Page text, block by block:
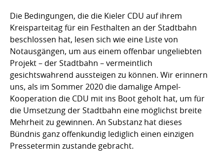
Die Bedingungen, die die Kieler CDU auf ihrem
Kreisparteitag für ein Festhalten an der Stadtbahn
beschlossen hat, lesen sich wie eine Liste von
Notausgängen, um aus einem offenbar ungeliebten
Projekt – der Stadtbahn – vermeintlich
gesichtswahrend aussteigen zu können. Wir erinnern
uns, als im Sommer 2020 die damalige Ampel-
Kooperation die CDU mit ins Boot geholt hat, um für
die Umsetzung der Stadtbahn eine möglichst breite
Mehrheit zu gewinnen. An Substanz hat dieses
Bündnis ganz offenkundig lediglich einen einzigen
Pressetermin zustande gebracht.